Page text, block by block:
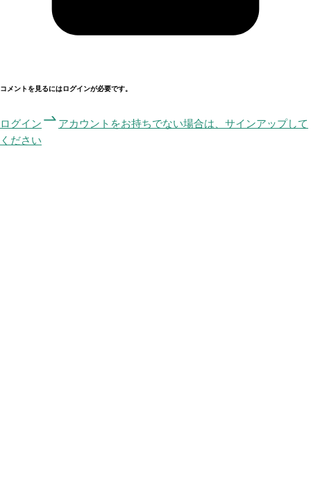
コメントを見るにはログインが必要です。
ログイン
アカウントをお持ちでない場合は、サインアップして
ください